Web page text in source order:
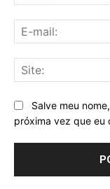
Salve meu
próxima vez que eu